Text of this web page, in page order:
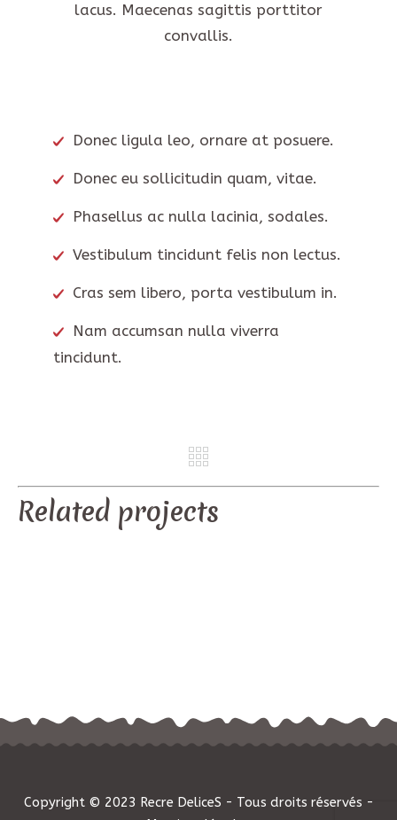
lacus. Maecenas sagittis porttitor
convallis.
Donec ligula leo, ornare at posuere.
Donec eu sollicitudin quam, vitae.
Phasellus ac nulla lacinia, sodales.
Vestibulum tincidunt felis non lectus.
Cras sem libero, porta vestibulum in.
Nam accumsan nulla viverra
tincidunt.
Related projects
Copyright © 2023 Recre DeliceS - Tous droits réservés -